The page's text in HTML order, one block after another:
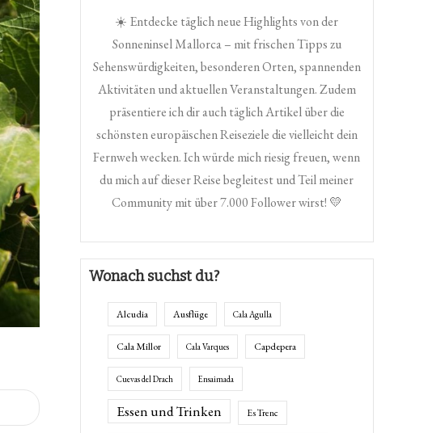
☀️ Entdecke täglich neue Highlights von der
Sonneninsel Mallorca – mit frischen Tipps zu
Sehenswürdigkeiten, besonderen Orten, spannenden
Aktivitäten und aktuellen Veranstaltungen. Zudem
präsentiere ich dir auch täglich Artikel über die
schönsten europäischen Reiseziele die vielleicht dein
Fernweh wecken. Ich würde mich riesig freuen, wenn
du mich auf dieser Reise begleitest und Teil meiner
Community mit über 7.000 Follower wirst! 💛
Wonach suchst du?
Alcudia Ausflüge Cala Agulla
Cala Millor Cala Varques Capdepera
Cuevas del Drach Ensaimada
Essen und Trinken Es Trenc